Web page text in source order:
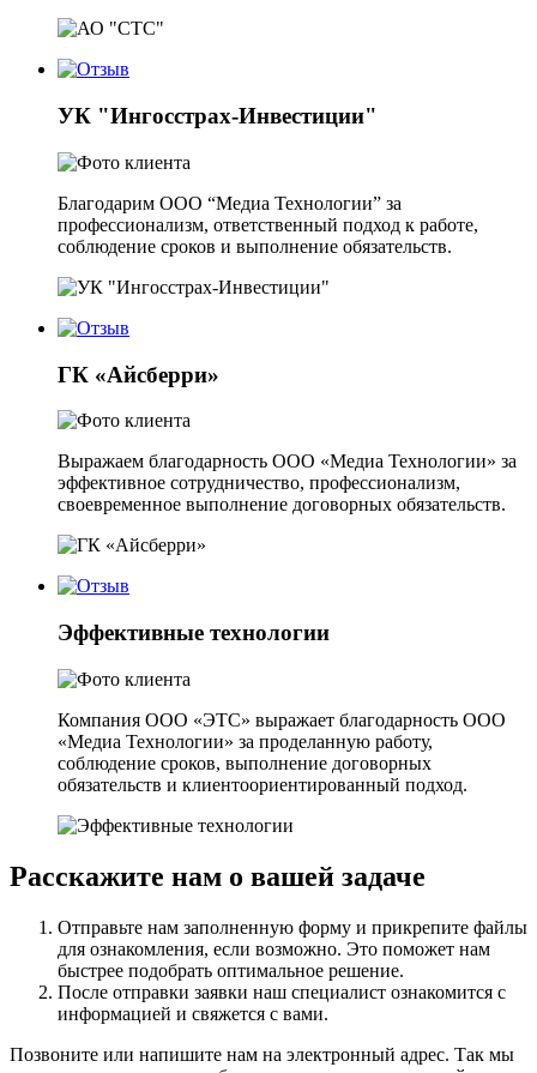
УК "Ингосстрах-Инвестиции"
Благодарим ООО “Медиа Технологии” за
профессионализм, ответственный подход к работе,
соблюдение сроков и выполнение обязательств.
ГК «Айсберри»
Выражаем благодарность ООО «Медиа Технологии» за
эффективное сотрудничество, профессионализм,
своевременное выполнение договорных обязательств.
Эффективные технологии
Компания ООО «ЭТС» выражает благодарность ООО
«Медиа Технологии» за проделанную работу,
соблюдение сроков, выполнение договорных
обязательств и клиентоориентированный подход.
Расскажите нам о вашей задаче
Отправьте нам заполненную форму и прикрепите файлы
для ознакомления, если возможно. Это поможет нам
быстрее подобрать оптимальное решение.
После отправки заявки наш специалист ознакомится с
информацией и свяжется с вами.
Позвоните или напишите нам на электронный адрес. Так мы